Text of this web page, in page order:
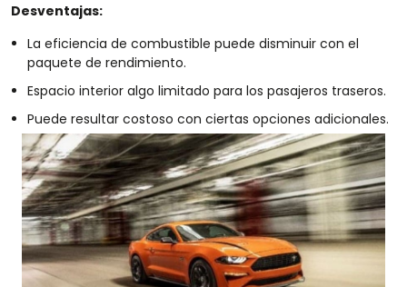
Desventajas:
La eficiencia de combustible puede disminuir con el
paquete de rendimiento.
Espacio interior algo limitado para los pasajeros traseros.
Puede resultar costoso con ciertas opciones adicionales.